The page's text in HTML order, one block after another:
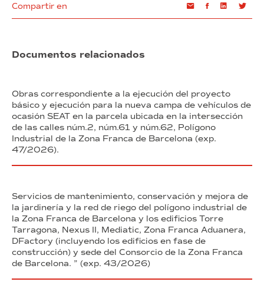
Compartir en EmailFacebookLinkedin
Documentos relacionados
Obras correspondiente a la ejecución del proyecto
básico y ejecución para la nueva campa de vehículos de
ocasión SEAT en la parcela ubicada en la intersección
de las calles núm.2, núm.61 y núm.62, Polígono
Industrial de la Zona Franca de Barcelona (exp.
47/2026).
Servicios de mantenimiento, conservación y mejora de
la jardinería y la red de riego del polígono industrial de
la Zona Franca de Barcelona y los edificios Torre
Tarragona, Nexus II, Mediatic, Zona Franca Aduanera,
DFactory (incluyendo los edificios en fase de
construcción) y sede del Consorcio de la Zona Franca
de Barcelona. ” (exp. 43/2026)